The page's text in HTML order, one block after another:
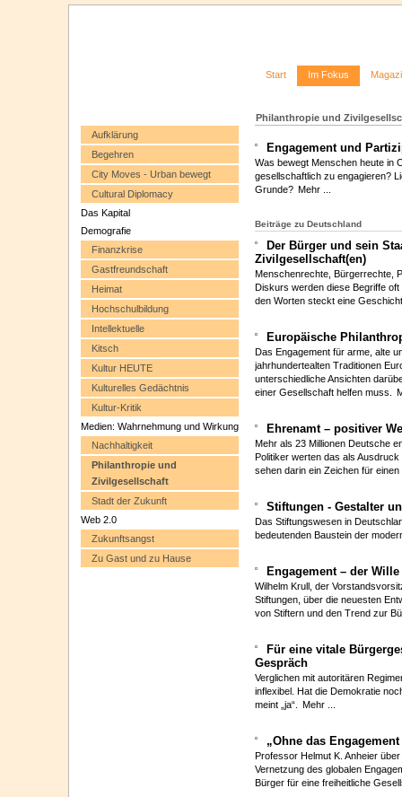
Start Im Fokus
Philanthropie und
Aufklärung
Begehren
City Moves - Urban bewegt
Cultural Diplomacy
Das Kapital
Demografie
Finanzkrise
Gastfreundschaft
Heimat
Hochschulbildung
Intellektuelle
Kitsch
Kultur HEUTE
Kulturelles Gedächtnis
Kultur-Kritik
Medien: Wahrnehmung und Wirkung
Nachhaltigkeit
Philanthropie und
Zivilgesellschaft
Stadt der Zukunft
Web 2.0
Zukunftsangst
Zu Gast und zu Hause
Engagement und
Was bewegt Menschen heute in
gesellschaftlich zu engagieren?
Grunde? Mehr ...
Beiträge zu Deutschland
Der Bürger und sein
Zivilgesellschaft(en)
Menschenrechte, Bürgerrechte,
Diskurs werden diese Begriffe
den Worten steckt eine
Europäische
Das Engagement für arme, alte
jahrhundertealten Traditionen
unterschiedliche Ansichten
einer Gesellschaft helfen muss.
Ehrenamt – positiver
Mehr als 23 Millionen Deutsche
Politiker werten das als
sehen darin ein Zeichen für
Stiftungen - Gestalter
Das Stiftungswesen in
bedeutenden Baustein der
Engagement – der
Wilhelm Krull, der
Stiftungen, über die neuesten
von Stiftern und den Trend zur
Für eine vitale
Gespräch
Verglichen mit autoritären
inflexibel. Hat die Demokratie
meint „ja“.
Mehr ...
„Ohne das
Professor Helmut K. Anheier
Vernetzung des globalen
Bürger für eine freiheitliche